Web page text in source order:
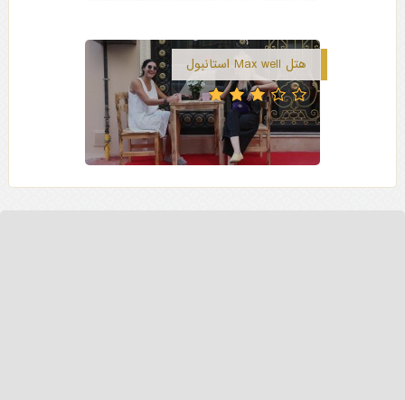
هتل Max well استانبول